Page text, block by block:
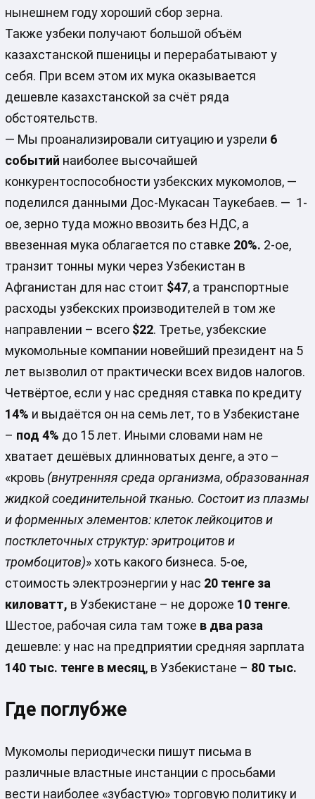
нынешнем году хороший сбор зерна.
Также узбеки получают большой объём
казахстанской пшеницы и перерабатывают у
себя. При всем этом их мука оказывается
дешевле казахстанской за счёт ряда
обстоятельств.
— Мы проанализировали ситуацию и узрели 6
событий наиболее высочайшей
конкурентоспособности узбекских мукомолов, —
поделился данными Дос-Мукасан Таукебаев. — 1-
ое, зерно туда можно ввозить без НДС, а
ввезенная мука облагается по ставке 20%. 2-ое,
транзит тонны муки через Узбекистан в
Афганистан для нас стоит $47, а транспортные
расходы узбекских производителей в том же
направлении – всего $22. Третье, узбекские
мукомольные компании новейший президент на 5
лет вызволил от практически всех видов налогов.
Четвёртое, если у нас средняя ставка по кредиту
14% и выдаётся он на семь лет, то в Узбекистане
– под 4% до 15 лет. Иными словами нам не
хватает дешёвых длинноватых денге, а это –
«кровь (внутренняя среда организма, образованная
жидкой соединительной тканью. Состоит из плазмы
и форменных элементов: клеток лейкоцитов и
постклеточных структур: эритроцитов и
тромбоцитов)» хоть какого бизнеса. 5-ое,
стоимость электроэнергии у нас 20 тенге за
киловатт, в Узбекистане – не дороже 10 тенге.
Шестое, рабочая сила там тоже в два раза
дешевле: у нас на предприятии средняя зарплата
140 тыс. тенге в месяц, в Узбекистане – 80 тыс.
Где поглубже
Мукомолы периодически пишут письма в
различные властные инстанции с просьбами
вести наиболее «зубастую» торговую политику и